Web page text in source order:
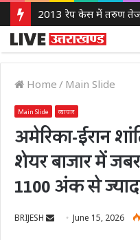
Home / Main Slide
Main Slide व्यापार
अमेरिका-ईरान
शेयर बाजार में
1100 अंक से
BRIJESH
SendJune 15, 2026